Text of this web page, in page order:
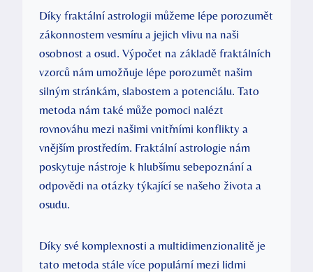
Díky fraktální astrologii můžeme lépe porozumět
⁢zákonnostem vesmíru a jejich vlivu na naši ​
osobnost a osud.⁢ Výpočet ‍na⁤ základě fraktálních
vzorců nám umožňuje lépe porozumět našim
silným stránkám, slabostem a potenciálu. Tato
metoda nám také může‍ pomoci nalézt‌
rovnováhu mezi našimi vnitřními konflikty a
vnějším prostředím. Fraktální astrologie nám
poskytuje nástroje k hlubšímu sebepoznání a
odpovědi na otázky‍ týkající se našeho života a
osudu.
Díky své ⁢komplexnosti a multidimenzionalitě je
tato metoda stále více populární mezi lidmi⁣